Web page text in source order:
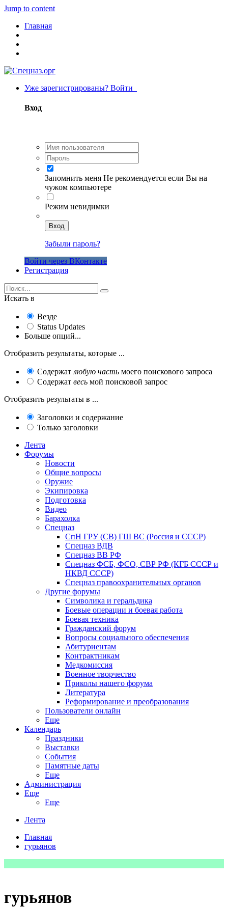
Jump to content
Главная
Уже зарегистрированы? Войти
Вход
Запомнить меня Не рекомендуется если Вы на
чужом компьютере
Режим невидимки
Вход
Забыли пароль?
Войти через ВКонтакте
Регистрация
Искать в
Везде
Status Updates
Больше опций...
Отобразить результаты, которые ...
Содержат любую часть моего поискового запроса
Содержат весь мой поисковой запрос
Отобразить результаты в ...
Заголовки и содержание
Только заголовки
Лента
Форумы
Новости
Общие вопросы
Оружие
Экипировка
Подготовка
Видео
Барахолка
Спецназ
СпН ГРУ (СВ) ГШ ВС (Россия и СССР)
Спецназ ВДВ
Спецназ ВВ РФ
Спецназ ФСБ, ФСО, СВР РФ (КГБ СССР и
НКВД СССР)
Спецназ правоохранительных органов
Другие форумы
Символика и геральдика
Боевые операции и боевая работа
Боевая техника
Гражданский форум
Вопросы социального обеспечения
Абитуриентам
Контрактникам
Медкомиссия
Военное творчество
Приколы нашего форума
Литература
Реформирование и преобразования
Пользователи онлайн
Еще
Календарь
Праздники
Выставки
События
Памятные даты
Еще
Администрация
Еще
Еще
Лента
Главная
гурьянов
гурьянов